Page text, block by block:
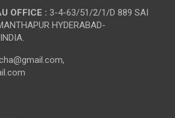
OFFICE : 3-4-63/51/2/1/D 889 SAI
HYDERABAD-